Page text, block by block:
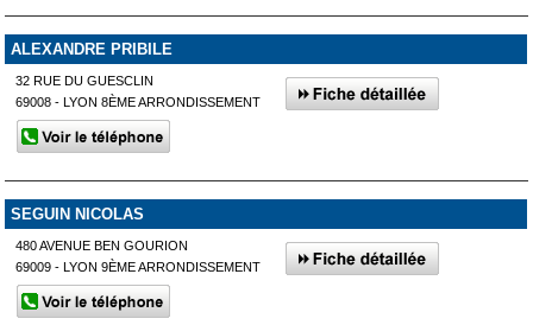
ALEXANDRE PRIBILE
32 RUE DU GUESCLIN
69008 - LYON 8ÈME ARRONDISSEMENT
SEGUIN NICOLAS
480 AVENUE BEN GOURION
69009 - LYON 9ÈME ARRONDISSEMENT